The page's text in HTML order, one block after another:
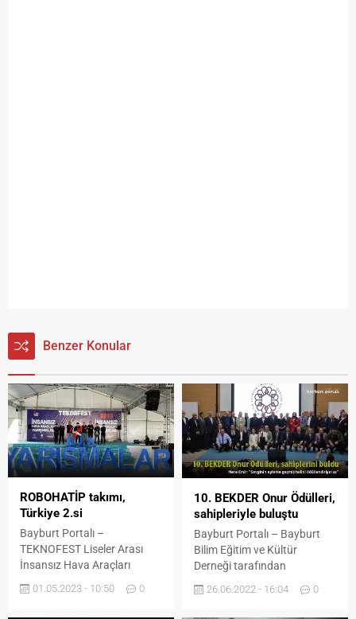
Benzer Konular
ROBOHATİP takımı,
Türkiye 2.si
Bayburt Portalı –
TEKNOFEST Liseler Arası
İnsansız Hava Araçları
takımı dereceyle dönüyor.
01.05.2023 - 10:50 0
10. BEKDER Onur Ödülleri,
sahipleriyle buluştu
Bayburt Portalı – Bayburt
Bilim Eğitim ve Kültür
Derneği tarafından
ödülleri programında bu yıl
26.06.2022 - 16:04 0